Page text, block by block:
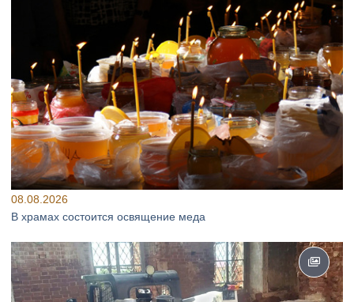
08.08.2026
В храмах состоится освящение меда